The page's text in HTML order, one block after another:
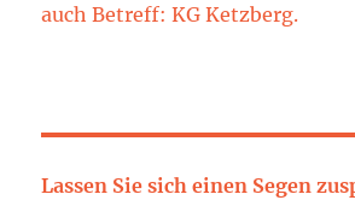
auch Betreff: KG Ketzberg.
Lassen Sie sich einen Segen